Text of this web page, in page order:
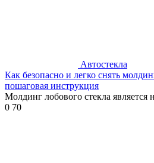
Автостекла
Как безопасно и легко снять
пошаговая инструкция
Молдинг лобового стекла является
0 70